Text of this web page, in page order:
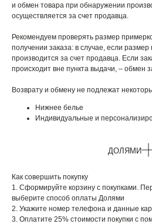
и обмен товара при обнаружении
осуществляется за счет продавца.
Рекомендуем проверять размер
получении заказа: в случае, если
производится за счет продавца. Если
происходит вне пункта выдачи, – обмен
Возврату и обмену не подлежат
Нижнее белье
Индивидуальные и
ДОЛЯМИ
Как совершить покупку
1. Сформируйте корзину с покупками.
выберите способ оплаты Долями
2. Укажите номер телефона и данные
3. Оплатите 25% стоимости покупки с